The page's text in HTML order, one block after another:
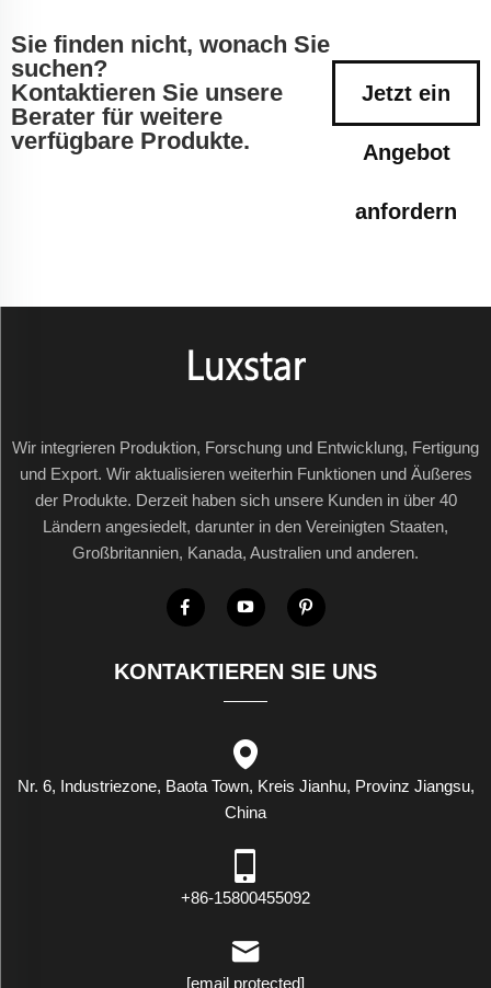
Sie finden nicht, wonach Sie
suchen?
Kontaktieren Sie unsere
Berater für weitere
verfügbare Produkte.
Jetzt ein
Angebot
anfordern
Wir integrieren Produktion, Forschung und Entwicklung, Fertigung
und Export. Wir aktualisieren weiterhin Funktionen und Äußeres
der Produkte. Derzeit haben sich unsere Kunden in über 40
Ländern angesiedelt, darunter in den Vereinigten Staaten,
Großbritannien, Kanada, Australien und anderen.
KONTAKTIEREN SIE UNS
Nr. 6, Industriezone, Baota Town, Kreis Jianhu, Provinz Jiangsu,
China
+86-15800455092
[email protected]